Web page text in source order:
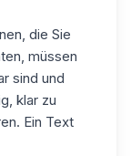
die Sie
müssen
sind und
klar zu
Ein Text